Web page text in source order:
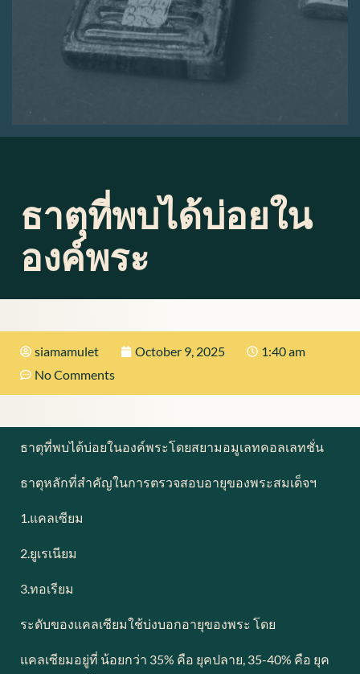
ธาตุที่พบได้บ่อยใน
องค์พระ
siamamulet October 9, 2025
1:40 am
No Comments
ธาตุที่พบได้บ่อยในองค์พระโดยสยามอมูเลทคอลเลทชั่น
ธาตุหลักที่สำคัญในการตรวจสอบอายุของพระสมเด็จฯ
1.แคลเซียม
2.ยูเรเนียม
3.ทอเรียม
ระดับของแคลเซียมใช้บ่งบอกอายุของพระ โดย
แคลเซียมอยู่ที่ น้อยกว่า 35% คือ ยุคปลาย, 35-40% คือ ยุค